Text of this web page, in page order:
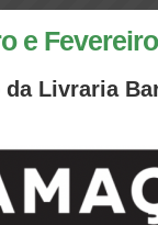
e
Livraria